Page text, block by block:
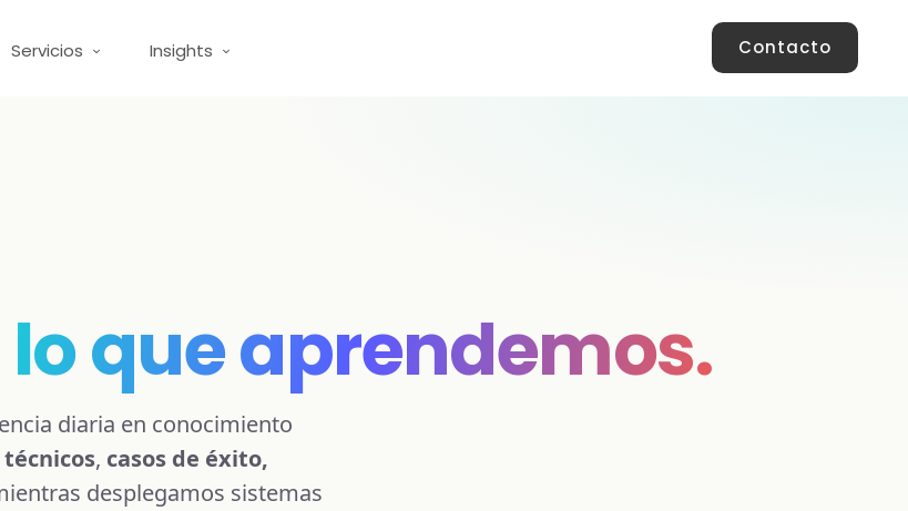
Servicios Insights Contacto
lo que aprendemos.
diaria en conocimiento
, casos de éxito,
desplegamos sistemas